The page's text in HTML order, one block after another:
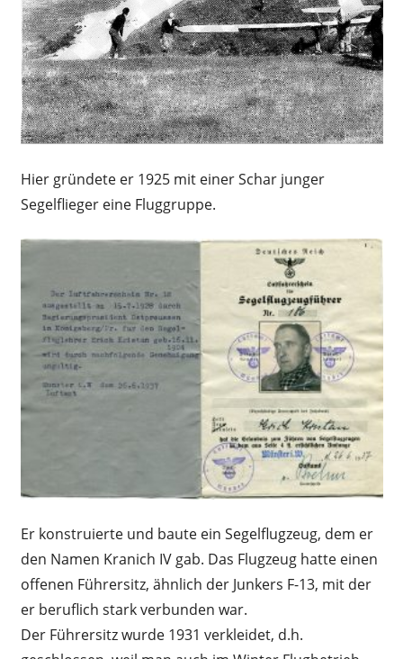
Hier gründete er 1925 mit einer Schar junger
Segelflieger eine Fluggruppe.
Er konstruierte und baute ein Segelflugzeug, dem er
den Namen Kranich IV gab. Das Flugzeug hatte einen
offenen Führersitz, ähnlich der Junkers F-13, mit der
er beruflich stark verbunden war.
Der Führersitz wurde 1931 verkleidet, d.h.